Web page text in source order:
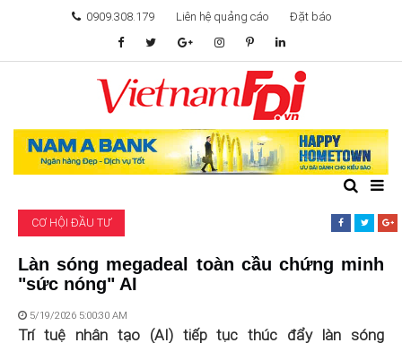
0909.308.179 Liên hệ quảng cáo Đặt báo
TÂM ĐIỂM ĐẦU TƯ
TÀI CHÍNH
KHỞI NGHIỆP
GIẢI TRÍ & CÔNG NGHỆ
CƠ HỘI ĐẦU TƯ
Làn sóng megadeal toàn cầu chứng minh
"sức nóng" AI
5/19/2026 5:00:30 AM
Trí tuệ nhân tạo (AI) tiếp tục thúc đẩy làn sóng